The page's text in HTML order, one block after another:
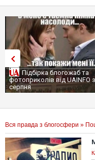
Підбірка блогожаб та
фотоприколів від UAINFO
серпня
Вся правда з блогосфери »